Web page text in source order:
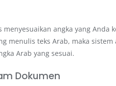
angka yang Anda
menulis teks Arab, maka sistem
Arab yang sesuai.
Dokumen